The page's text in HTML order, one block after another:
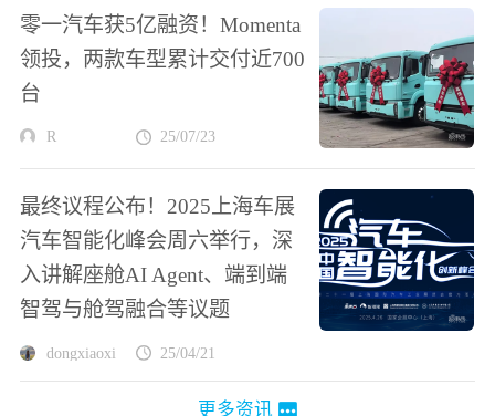
零一汽车获5亿融资！Momenta
领投，两款车型累计交付近700
台
R 25/07/23
最终议程公布！2025上海车展
汽车智能化峰会周六举行，深
入讲解座舱AI Agent、端到端
智驾与舱驾融合等议题
dongxiaoxi 25/04/21
更多资讯